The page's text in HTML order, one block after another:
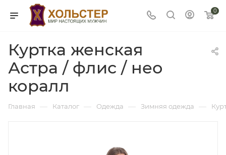
0
Куртка женская
Астра / флис / нео
коралл
Главная — Каталог — Одежда — Зимняя одежда —